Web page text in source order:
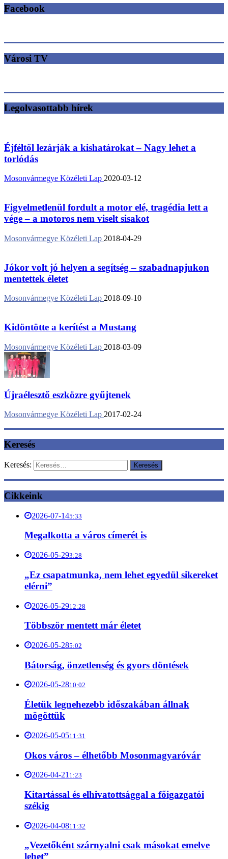
Facebook
Városi TV
Legolvasottabb hírek
Éjféltől lezárják a kishatárokat – Nagy lehet a
torlódás
Mosonvármegye Közéleti Lap 2020-03-12
Figyelmetlenül fordult a motor elé, tragédia lett a
vége – a motoros nem viselt sisakot
Mosonvármegye Közéleti Lap 2018-04-29
Jókor volt jó helyen a segítség – szabadnapjukon
mentettek életet
Mosonvármegye Közéleti Lap 2018-09-10
Kidöntötte a kerítést a Mustang
Mosonvármegye Közéleti Lap 2018-03-09
Újraélesztő eszközre gyűjtenek
Mosonvármegye Közéleti Lap 2017-02-24
Keresés
Keresés:
Cikkeink
2026-07-145:33
Megalkotta a város címerét is
2026-05-293:28
„Ez csapatmunka, nem lehet egyedül sikereket
elérni”
2026-05-2912:28
Többször mentett már életet
2026-05-285:02
Bátorság, önzetlenség és gyors döntések
2026-05-2810:02
Életük legnehezebb időszakában állnak
mögöttük
2026-05-0511:31
Okos város – élhetőbb Mosonmagyaróvár
2026-04-21 1:23
Kitartással és elhivatottsággal a főigazgatói
székig
2026-04-0811:32
„Vezetőként szárnyalni csak másokat emelve
lehet”